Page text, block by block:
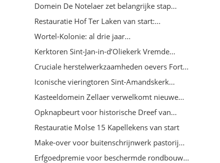
Domein De Notelaer zet belangrijke stap...
Restauratie Hof Ter Laken van start:...
Wortel-Kolonie: al drie jaar...
Kerktoren Sint-Jan-in-d’Oliekerk Vremde...
Cruciale herstelwerkzaamheden oevers Fort...
Iconische vieringtoren Sint-Amandskerk...
Kasteeldomein Zellaer verwelkomt nieuwe...
Opknapbeurt voor historische Dreef van...
Restauratie Molse 15 Kapellekens van start
Make-over voor buitenschrijnwerk pastorij...
Erfgoedpremie voor beschermde rondbouw...